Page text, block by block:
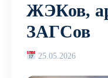
ЖЭКов,
ЗАГСов
25.05.2026